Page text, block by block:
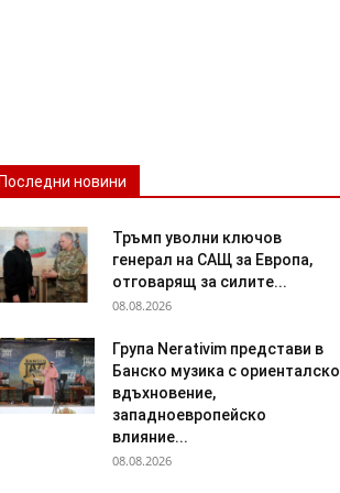
новини
Тръмп уволни ключов
генерал на САЩ за Европа,
отговарящ за силите...
08.08.2026
Група Nerativim представи в
Банско музика с ориенталско
вдъхновение,
западноевропейско
влияние...
08.08.2026